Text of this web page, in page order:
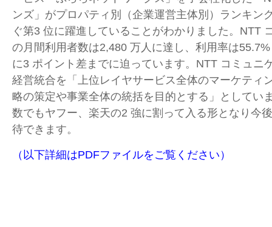
ンズ」がプロパティ別（企業運営主体別）ランキン
ぐ第3 位に躍進していることがわかりました。NTT
の月間利用者数は2,480 万人に達し、利用率は
に3 ポイント差までに迫っています。NTT コミュニ
経営統合を「上位レイヤサービス全体のマーケティ
略の策定や事業全体の統括を目的とする」としてい
数でもヤフー、楽天の2 強に割って入る形となり今
待できます。
（以下詳細はPDFファイルをご覧ください）